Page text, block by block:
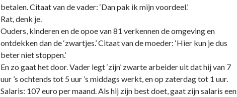
betalen. Citaat van de vader: ‘Dan pak ik mijn voordeel.’
Rat, denk je.
Ouders, kinderen en de opoe van 81 verkennen de omgeving en
ontdekken dan de ‘zwartjes.’ Citaat van de moeder: ‘Hier kun je dus
beter niet stoppen.’
En zo gaat het door. Vader legt ‘zijn’ zwarte arbeider uit dat hij van 7
uur ’s ochtends tot 5 uur ’s middags werkt, en op zaterdag tot 1 uur.
Salaris: 107 euro per maand. Als hij zijn best doet, gaat zijn salaris een